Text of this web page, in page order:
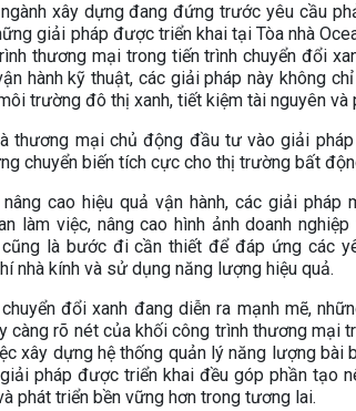
xây dựng đang đứng trước yêu cầu
giải pháp được triển khai tại Tòa nhà
thương mại trong tiến trình chuyển đổi
hành kỹ thuật, các giải pháp này không
trường đô thị xanh, tiết kiệm tài nguyên và
thương mại chủ động đầu tư vào giải
chuyển biến tích cực cho thị trường bất
cao hiệu quả vận hành, các giải
làm việc, nâng cao hình ảnh doanh
là bước đi cần thiết để đáp ứng các
nhà kính và sử dụng năng lượng hiệu quả.
đổi xanh đang diễn ra mạnh mẽ,
càng rõ nét của khối công trình thương mại
xây dựng hệ thống quản lý năng lượng bài
pháp được triển khai đều góp phần tạo
phát triển bền vững hơn trong tương lai.